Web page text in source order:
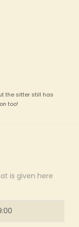
the sitter still has
too!
is given here